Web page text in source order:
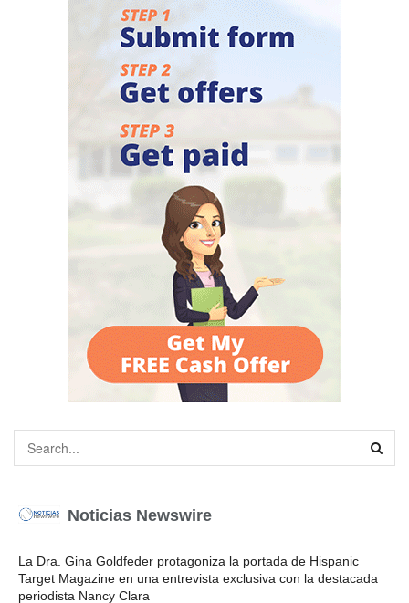
Noticias Newswire
La Dra. Gina Goldfeder protagoniza la portada de Hispanic
Target Magazine en una entrevista exclusiva con la destacada
periodista Nancy Clara